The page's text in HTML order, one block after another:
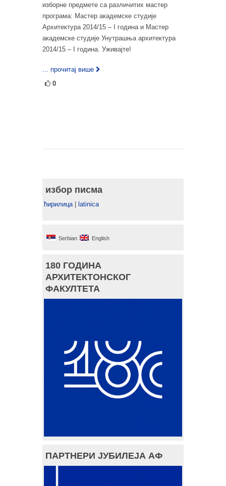
изборне предмете са различитих мастер
програма: Мастер академске студије
Архитектура 2014/15 – I година и Мастер
академске студије Унутрашња архитектура
2014/15 – I година. Уживајте!
... прочитај више
0
избор писма
ћирилица latinica
Serbian English
180 ГОДИНА
АРХИТЕКТОНСКОГ
ФАКУЛТЕТА
ПАРТНЕРИ ЈУБИЛЕЈА АФ